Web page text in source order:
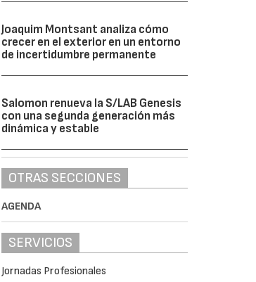
Joaquim Montsant analiza cómo
crecer en el exterior en un entorno
de incertidumbre permanente
Salomon renueva la S/LAB Genesis
con una segunda generación más
dinámica y estable
OTRAS SECCIONES
AGENDA
SERVICIOS
Jornadas Profesionales